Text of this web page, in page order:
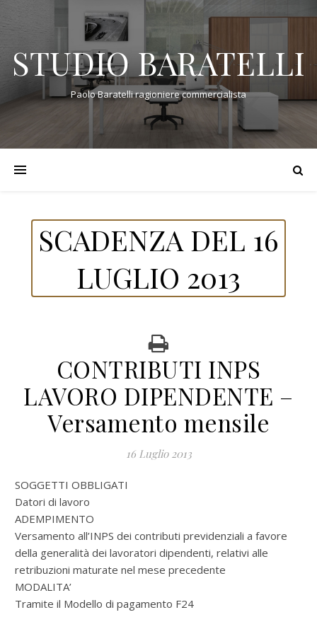
STUDIO BARATELLI
Paolo Baratelli ragioniere commercialista
SCADENZA DEL 16
LUGLIO 2013
CONTRIBUTI INPS
LAVORO DIPENDENTE –
Versamento mensile
16 Luglio 2013
SOGGETTI OBBLIGATI
Datori di lavoro
ADEMPIMENTO
Versamento all’INPS dei contributi previdenziali a favore
della generalità dei lavoratori dipendenti, relativi alle
retribuzioni maturate nel mese precedente
MODALITA’
Tramite il Modello di pagamento F24